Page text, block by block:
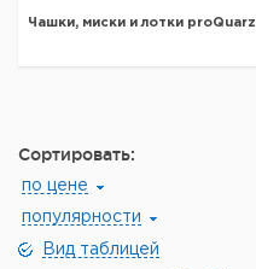
Чашки, миски и лотки proQuarz
Сортировать:
по цене
популярности
Вид таблицей